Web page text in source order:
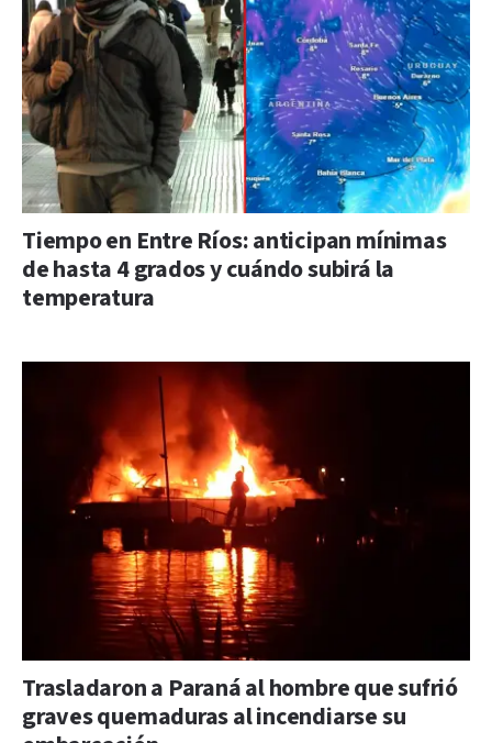
Tiempo en Entre Ríos: anticipan mínimas
de hasta 4 grados y cuándo subirá la
temperatura
Trasladaron a Paraná al hombre que sufrió
graves quemaduras al incendiarse su